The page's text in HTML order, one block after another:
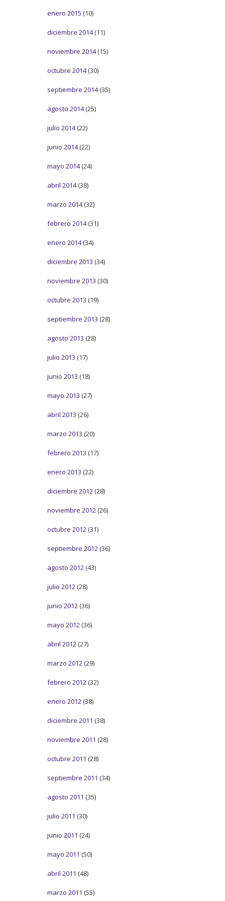
enero 2015 (10)
diciembre 2014(11)
noviembre 2014(15)
octubre 2014(30)
septiembre 2014(35)
agosto 2014(25)
julio 2014(22)
junio 2014(22)
mayo 2014(24)
abril 2014(38)
marzo 2014(32)
febrero 2014(31)
enero 2014(34)
diciembre 2013 (34)
noviembre 2013 (30)
octubre 2013 (19)
septiembre 2013 (28)
agosto 2013 (28)
julio 2013 (17)
junio 2013 (18)
mayo 2013 (27)
abril 2013 (26)
marzo 2013 (20)
febrero 2013 (17)
enero 2013 (22)
diciembre 2012 (28)
noviembre 2012 (26)
octubre 2012 (31)
septiembre 2012 (36)
agosto 2012 (43)
julio 2012 (28)
junio 2012 (36)
mayo 2012 (36)
abril 2012 (27)
marzo 2012 (29)
febrero 2012 (32)
enero 2012 (38)
diciembre 2011 (38)
noviembre 2011 (28)
octubre 2011 (28)
septiembre 2011 (34)
agosto 2011 (35)
julio 2011 (30)
junio 2011 (24)
mayo 2011 (50)
abril 2011 (48)
marzo 2011 (55)